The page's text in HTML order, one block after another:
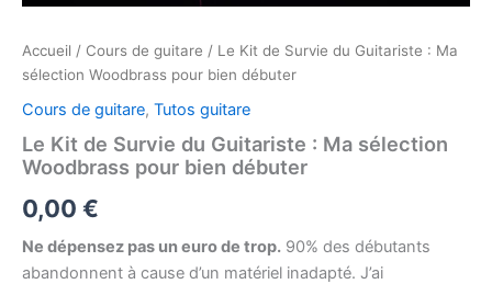
Accueil / Cours de guitare / Le Kit de Survie du Guitariste : Ma
sélection Woodbrass pour bien débuter
Cours de guitare, Tutos guitare
Le Kit de Survie du Guitariste : Ma sélection
Woodbrass pour bien débuter
0,00 €
Ne dépensez pas un euro de trop. 90% des débutants
abandonnent à cause d’un matériel inadapté. J’ai